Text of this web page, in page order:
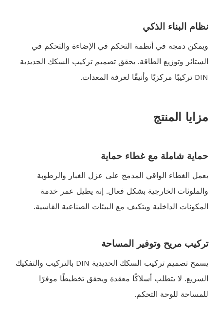
نظام البناء الذكي
ويمكن دمجه في أنظمة التحكم في الإضاءة والتحكم في
الستائر وتوزيع الطاقة. يحقق تصميم تركيب السكك الحديدية
DIN تركيبًا مركزيًا وأنيقًا لغرفة المعدات.
مزايا المنتج
حماية شاملة مع غطاء حماية
يعمل الغطاء الواقي المدمج على عزل الغبار والرطوبة
والملوثات الخارجية بشكل فعال. إنه يطيل عمر خدمة
المكونات الداخلية ويتكيف مع البيئات الصناعية القاسية.
تركيب مريح وتوفير المساحة
يسمح تصميم تركيب السكك الحديدية DIN بالتركيب والتفكيك
السريع. لا يتطلب أسلاكًا معقدة ويحقق تخطيطًا موفرًا
للمساحة للوحة التحكم.